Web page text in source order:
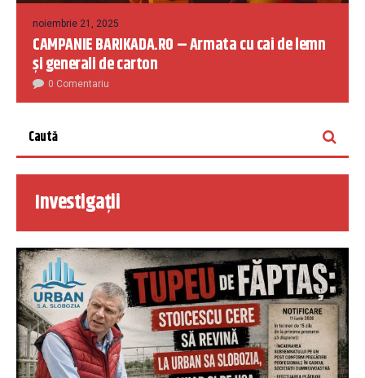
noiembrie 21, 2025
CAMPANIE BARIKADA.RO – Armata cu cai de lemn
și generali de carton
0 Comentariu
Investigații